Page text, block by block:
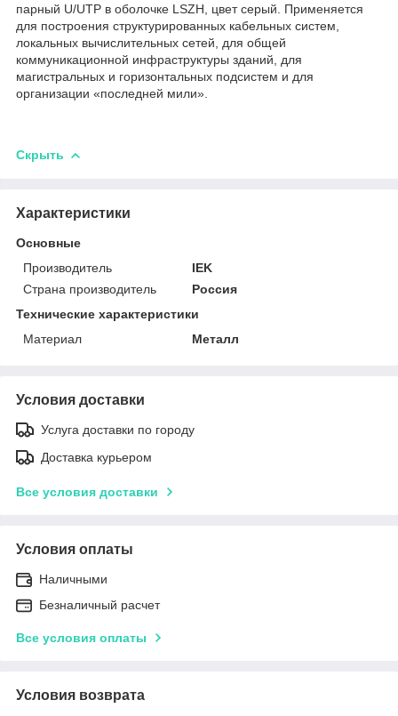
парный U/UTP в оболочке LSZH, цвет серый. Применяется
для построения структурированных кабельных систем,
локальных вычислительных сетей, для общей
коммуникационной инфраструктуры зданий, для
магистральных и горизонтальных подсистем и для
организации «последней мили».
Скрыть
Характеристики
Основные
Производитель
IEK
Страна производитель
Россия
Технические характеристики
Материал
Металл
Условия доставки
Услуга доставки по городу
Доставка курьером
Все условия доставки
Условия оплаты
Наличными
Безналичный расчет
Все условия оплаты
Условия возврата